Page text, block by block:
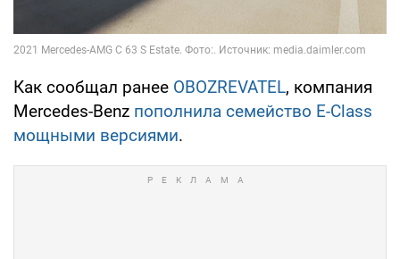
Как сообщал ранее OBOZREVATEL, компания
Mercedes-Benz пополнила семейство E-Class
мощными версиями.